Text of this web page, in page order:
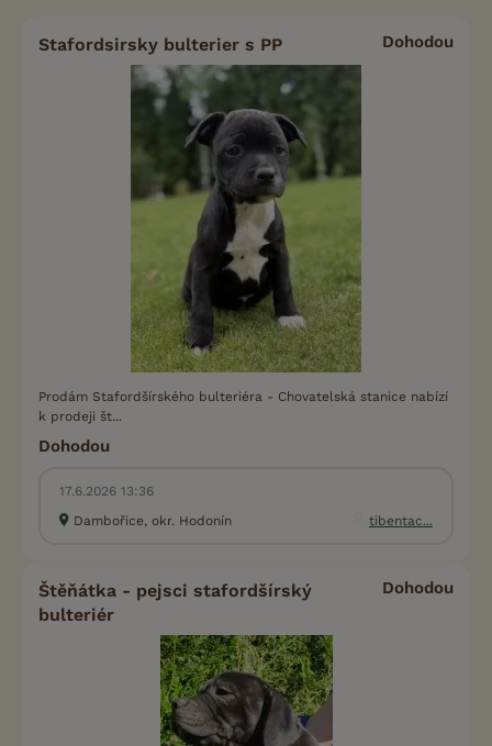
Stafordsirsky bulterier s PP Dohodou
Prodám Stafordšírského bulteriéra - Chovatelská stanice nabízí
k prodeji št...
Dohodou
17.6.2026 13:36
Dambořice, okr. Hodonín
tibentac...
Štěňátka - pejsci stafordšírský
bulteriér
Dohodou